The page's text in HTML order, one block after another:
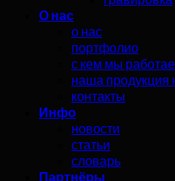
О нас
о нас
портфолио
с кем мы
наша продукция
контакты
Инфо
новости
статьи
словарь
Партнёры